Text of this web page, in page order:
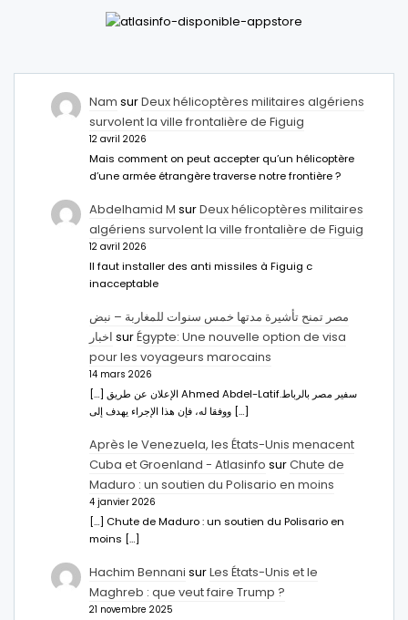
Nam surDeux hélicoptères militaires algériens
survolent la ville frontalière de Figuig
12 avril 2026
Mais comment on peut accepter qu’un hélicoptère
d’une armée étrangère traverse notre frontière ?
Abdelhamid M surDeux hélicoptères militaires
algériens survolent la ville frontalière de Figuig
12 avril 2026
Il faut installer des anti missiles à Figuig c
inacceptable
مصر تمنح تأشيرة مدتها خمس سنوات للمغاربة – نبض
اخبار surÉgypte: Une nouvelle option de visa
pour les voyageurs marocains
14 mars 2026
[…] الإعلان عن طريق Ahmed Abdel-Latifسفير مصر بالرباط.
ووفقا له، فإن هذا الإجراء يهدف إلى […]
Après le Venezuela, les États-Unis menacent
Cuba et Groenland - Atlasinfo surChute de
Maduro : un soutien du Polisario en moins
4 janvier 2026
[…] Chute de Maduro : un soutien du Polisario en
moins […]
Hachim Bennani surLes États-Unis et le
Maghreb : que veut faire Trump ?
21 novembre 2025